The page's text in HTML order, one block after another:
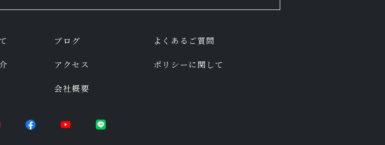
ブログ よくあるご質問
アクセス ポリシーに関して
会社概要